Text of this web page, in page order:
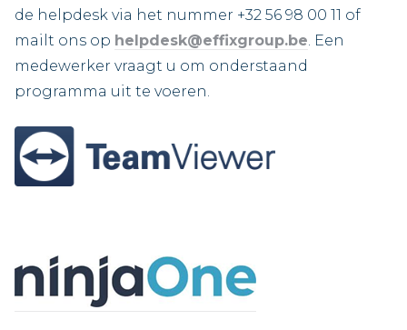
de helpdesk via het nummer +32 56 98 00 11 of
mailt ons op helpdesk@effixgroup.be. Een
medewerker vraagt u om onderstaand
programma uit te voeren.